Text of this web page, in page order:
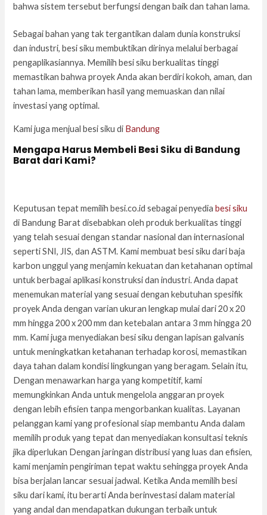
bahwa sistem tersebut berfungsi dengan baik dan tahan lama.
Sebagai bahan yang tak tergantikan dalam dunia konstruksi
dan industri, besi siku membuktikan dirinya melalui berbagai
pengaplikasiannya. Memilih besi siku berkualitas tinggi
memastikan bahwa proyek Anda akan berdiri kokoh, aman, dan
tahan lama, memberikan hasil yang memuaskan dan nilai
investasi yang optimal.
Kami juga menjual besi siku di Bandung
Mengapa Harus Membeli Besi Siku di Bandung
Barat dari Kami?
Keputusan tepat memilih besi.co.id sebagai penyediabesi siku
di Bandung Barat disebabkan oleh produk berkualitas tinggi
yang telah sesuai dengan standar nasional dan internasional
seperti SNI, JIS, dan ASTM. Kami membuat besi siku dari baja
karbon unggul yang menjamin kekuatan dan ketahanan optimal
untuk berbagai aplikasi konstruksi dan industri. Anda dapat
menemukan material yang sesuai dengan kebutuhan spesifik
proyek Anda dengan varian ukuran lengkap mulai dari 20 x 20
mm hingga 200 x 200 mm dan ketebalan antara 3 mm hingga 20
mm. Kami juga menyediakan besi siku dengan lapisan galvanis
untuk meningkatkan ketahanan terhadap korosi, memastikan
daya tahan dalam kondisi lingkungan yang beragam. Selain itu,
Dengan menawarkan harga yang kompetitif, kami
memungkinkan Anda untuk mengelola anggaran proyek
dengan lebih efisien tanpa mengorbankan kualitas. Layanan
pelanggan kami yang profesional siap membantu Anda dalam
memilih produk yang tepat dan menyediakan konsultasi teknis
jika diperlukan Dengan jaringan distribusi yang luas dan efisien,
kami menjamin pengiriman tepat waktu sehingga proyek Anda
bisa berjalan lancar sesuai jadwal. Ketika Anda memilih besi
siku dari kami, itu berarti Anda berinvestasi dalam material
yang andal dan mendapatkan dukungan terbaik untuk